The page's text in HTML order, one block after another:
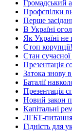
Громадський
Профспілки
Перше
В Україні
Як Україні не
Стоп
Стан сучасної
Презентація
Затока знову
Баталії
Презентація
Новий закон
Капітальні
ЛГБТ-
Гідність для